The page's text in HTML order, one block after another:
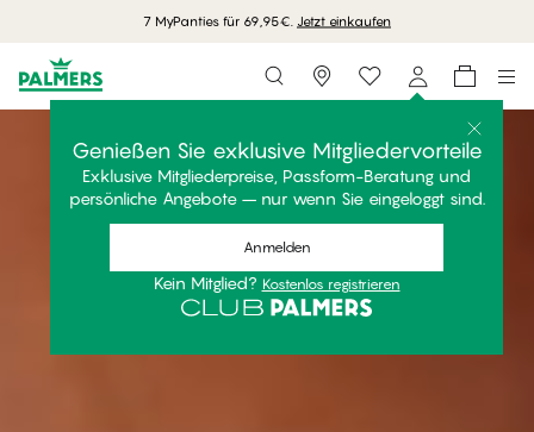
7 MyPanties für 69,95€. Jetzt einkaufen
Storefinder
Genießen Sie exklusive Mitgliedervorteile
Exklusive Mitgliederpreise, Passform-Beratung und
persönliche Angebote – nur wenn Sie eingeloggt sind.
Anmelden
Kein Mitglied? Kostenlos registrieren